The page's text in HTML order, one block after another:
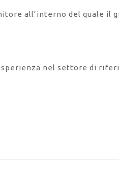
all’interno del quale il
nel settore di